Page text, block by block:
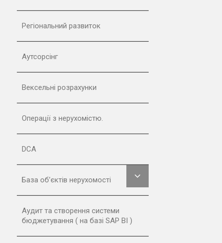
Регіональний развиток
Аутсорсінг
Вексельні розрахунки
Операції з нерухомістю.
DCA
База об’єктів нерухомості
Аудит та створення системи
бюджетування ( на базі SAP BI )